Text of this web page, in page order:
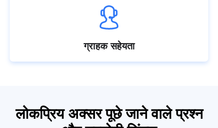
ग्राहक सहेयता
लोकप्रिय अक्सर पूछे जाने वाले प्रश्न